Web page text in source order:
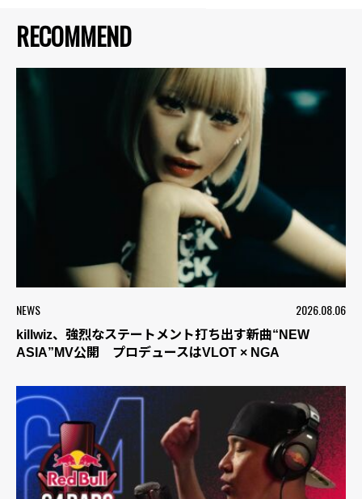
RECOMMEND
NEWS 2026.08.06
killwiz、強烈なステートメント打ち出す新曲“NEW
ASIA”MV公開 プロデュースはVLOT × NGA